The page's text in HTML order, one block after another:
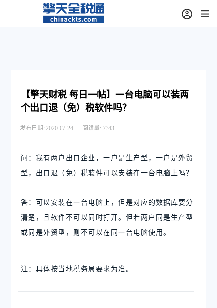
【擎天财税 每日一帖】一台电脑可以装两
个出口退（免）税软件吗？
发布日期: 2020-07-24 阅读量: 7343
问：我有两户出口企业，一户是生产型，一户是外贸
型，出口退（免）税软件可以安装在一台电脑上吗？
答：可以安装在一台电脑上，但是对应的数据库要分
清楚，且软件不可以同时打开。但若两户同是生产型
或同是外贸型，则不可以在同一台电脑使用。
注：具体按当地税务局要求为准。